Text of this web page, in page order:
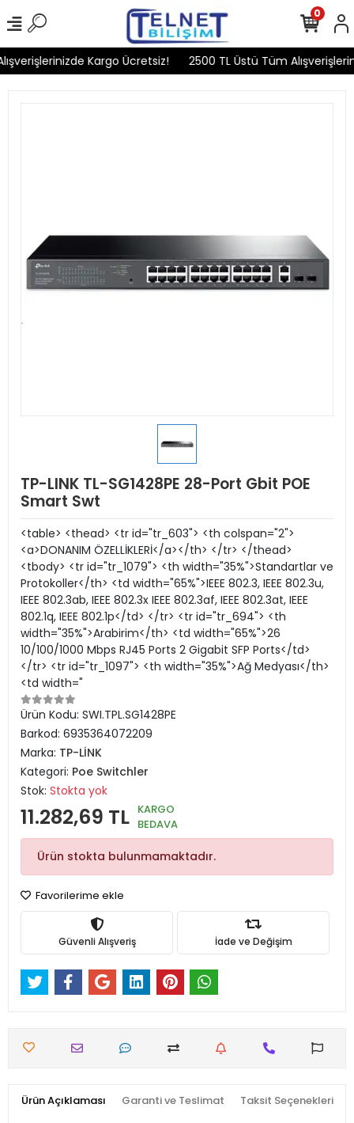
Kargo Ücretsiz! 2500 TL Üstü Tüm
0
TP-LINK TL-SG1428PE 28-Port Gbit POE
Smart Swt
<table> <thead> <tr id="tr_603"> <th colspan="2">
<a>DONANIM ÖZELLİKLERİ</a></th> </tr> </thead>
<tbody> <tr id="tr_1079"> <th width="35%">Standartlar ve
Protokoller</th> <td width="65%">IEEE 802.3, IEEE 802.3u,
IEEE 802.3ab, IEEE 802.3x IEEE 802.3af, IEEE 802.3at, IEEE
802.1q, IEEE 802.1p</td> </tr> <tr id="tr_694"> <th
width="35%">Arabirim</th> <td width="65%">26
10/100/1000 Mbps RJ45 Ports 2 Gigabit SFP Ports</td>
</tr> <tr id="tr_1097"> <th width="35%">Ağ Medyası</th>
<td width="
Ürün Kodu: SWI.TPL.SG1428PE
Barkod: 6935364072209
Marka: TP-LİNK
Kategori: Poe Switchler
Stok: Stokta yok
11.282,69 TL KARGO
BEDAVA
Ürün stokta bulunmamaktadır.
Favorilerime ekle
Güvenli Alışveriş İade ve Değişim
Ürün Açıklaması Garanti ve Teslimat Taksit Seçenekleri